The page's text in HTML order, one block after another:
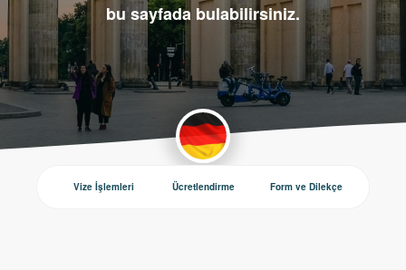
bu sayfada bulabilirsiniz.
Vize İşlemleri Ücretlendirme Form ve Dilekçe